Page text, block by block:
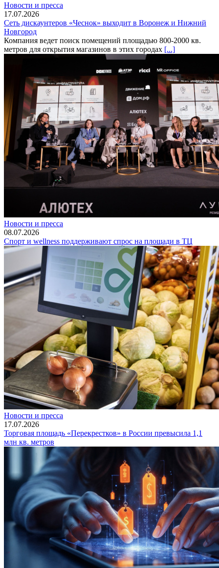
Новости и пресса
17.07.2026
Сеть дискаунтеров «Чеснок» выходит в Воронеж и Нижний
Новгород
Компания ведет поиск помещений площадью 800-2000 кв.
метров для открытия магазинов в этих городах [...]
Новости и пресса
08.07.2026
Спорт и wellness поддерживают спрос на площади в ТЦ
Новости и пресса
17.07.2026
Торговая площадь «Перекрестков» в России превысила 1,1
млн кв. метров